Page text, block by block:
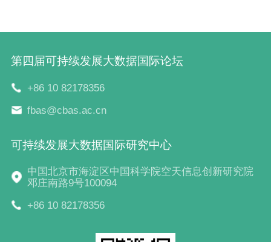
第四届可持续发展大数据国际论坛
+86 10 82178356
fbas@cbas.ac.cn
可持续发展大数据国际研究中心
中国北京市海淀区中国科学院空天信息创新研究院
邓庄南路9号100094
+86 10 82178356